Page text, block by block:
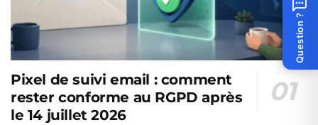
Pixel de suivi email : comment
rester conforme au RGPD après
le 14 juillet 2026
Question ?